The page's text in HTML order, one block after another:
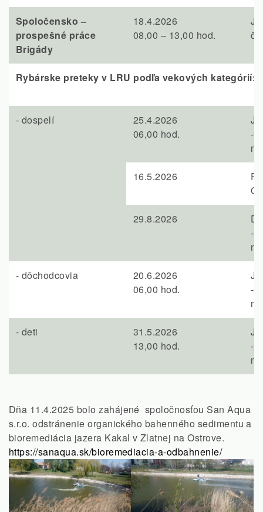
Spoločensko –
prospešné práce
Brigády
18.4.2026
08,00 – 13,00 hod.
Rybárske preteky v LRU podľa vekových kategórií:
- dospelí
25.4.2026
06,00 hod.
-
16.5.2026
29.8.2026
-
- dôchodcovia
20.6.2026
06,00 hod.
-
- deti
31.5.2026
13,00 hod.
-
Dňa 11.4.2025 bolo zahájené spoločnosťou San Aqua
s.r.o. odstránenie organického bahenného sedimentu a
bioremediácia jazera Kakal v Zlatnej na Ostrove.
https://sanaqua.sk/bioremediacia-a-odbahnenie/